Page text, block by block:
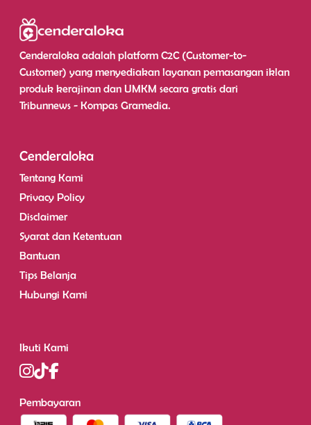
Cenderaloka adalah platform C2C (Customer-to-
Customer) yang menyediakan layanan pemasangan iklan
produk kerajinan dan UMKM secara gratis dari
Tribunnews - Kompas Gramedia.
Cenderaloka
Tentang Kami
Privacy Policy
Disclaimer
Syarat dan Ketentuan
Bantuan
Tips Belanja
Hubungi Kami
Ikuti Kami
Pembayaran